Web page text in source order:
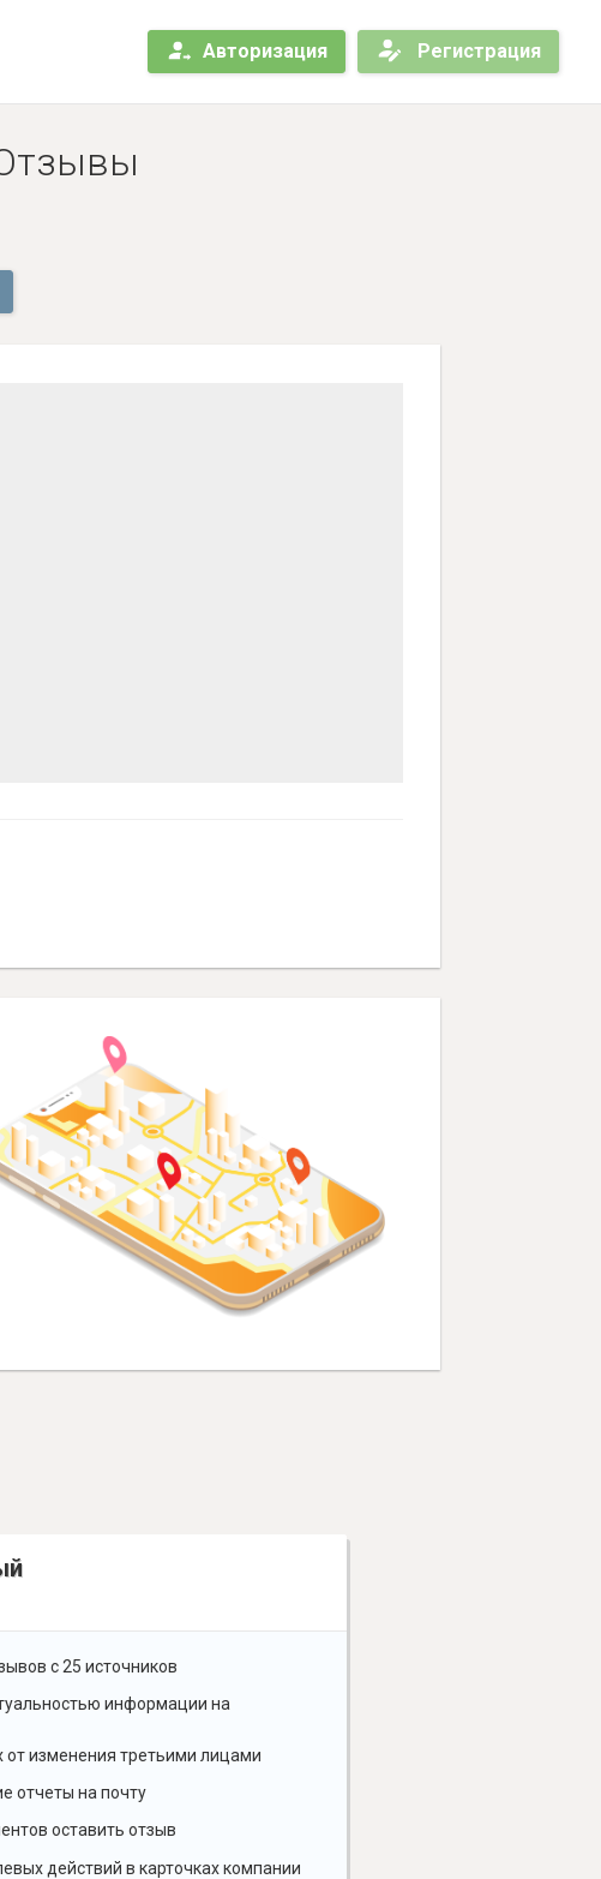
Авторизация Регистрация
с 25 источников
информации на
изменения третьими лицами
отчеты на почту
оставить отзыв
действий в карточках компании